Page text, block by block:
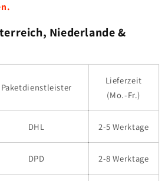
Niederlande &
Paketdienstleister
Lieferzeit
(Mo.-Fr.)
DHL 2-5 Werktage
DPD 2-8 Werktage